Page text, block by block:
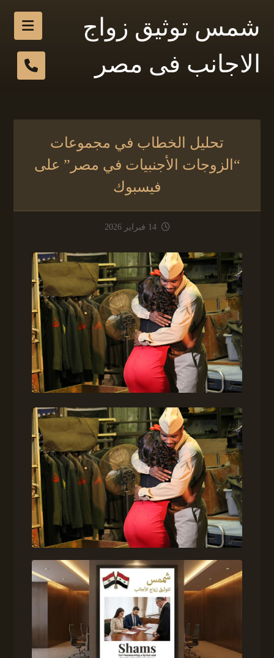
شمس توثيق زواج
الاجانب فى مصر
تحليل الخطاب في مجموعات
“الزوجات الأجنبيات في مصر” على
فيسبوك
14 فبراير 2026